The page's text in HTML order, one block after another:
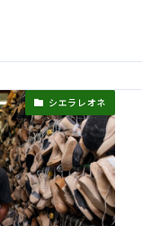
シエラレオネ